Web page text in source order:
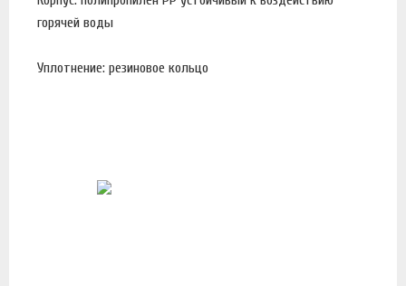
горячей воды
Уплотнение: резиновое кольцо